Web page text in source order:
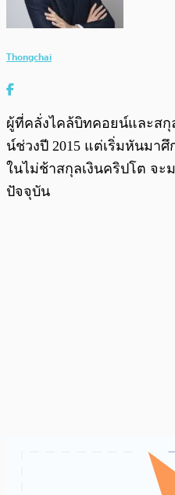
Thongchai
ผู้ที่คลั่งไคล้บิทคอยน์และสกุ
น์ช่วงปี 2015 แต่เริ่มหันมาศึ
ในไม่ช้าสกุลเงินคริปโต จะ
ปัจจุบัน